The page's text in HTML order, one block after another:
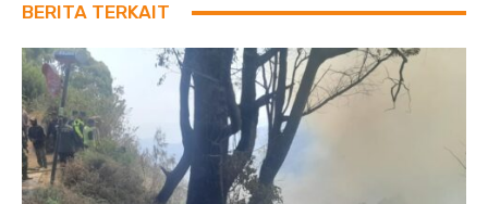
BERITA TERKAIT